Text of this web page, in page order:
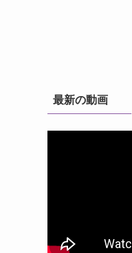
最新の動画